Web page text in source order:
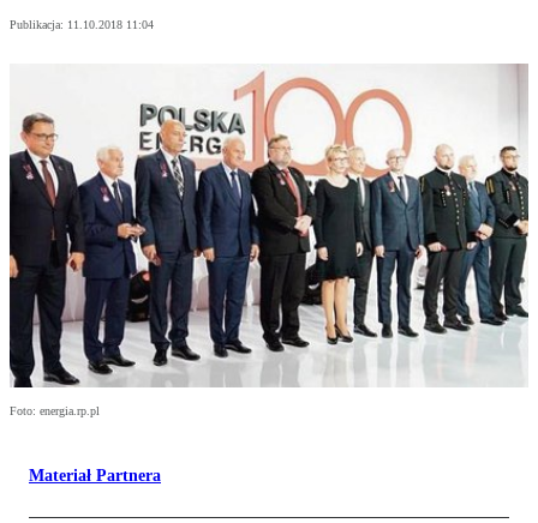
Publikacja: 11.10.2018 11:04
Foto: energia.rp.pl
Materiał Partnera